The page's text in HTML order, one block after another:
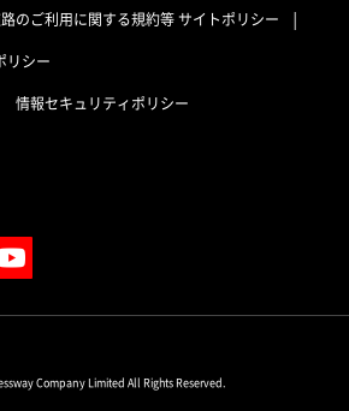
のご利用に関する規約等サイトポリシー
リシー
情報セキュリティポリシー
Company Limited All Rights Reserved.